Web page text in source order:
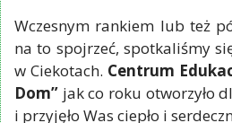
Wczesnym rankiem lub też
na to spojrzeć, spotkaliśmy
w Ciekotach. Centrum
Dom” jak co roku otworzyło
i przyjęło Was ciepło i